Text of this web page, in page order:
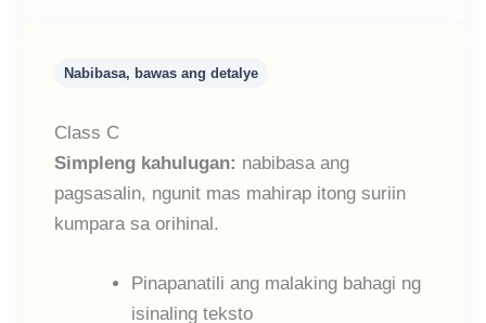
Nabibasa, bawas ang detalye
Class C
Simpleng kahulugan: nabibasa ang
pagsasalin, ngunit mas mahirap itong suriin
kumpara sa orihinal.
Pinapanatili ang malaking bahagi ng
isinaling teksto